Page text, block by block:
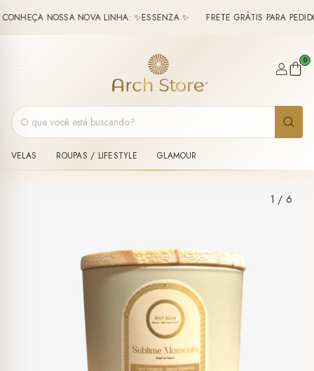
NOSSA NOVA LINHA: ✨ESSENZA ✨ FRETE GRÁTIS PARA
0
VELAS ROUPAS / LIFESTYLE GLAMOUR
1 / 6